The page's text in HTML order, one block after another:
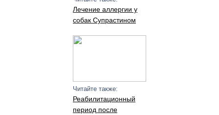
Лечение аллергии у
собак Супрастином
Читайте также:
Реабилитационный
период после